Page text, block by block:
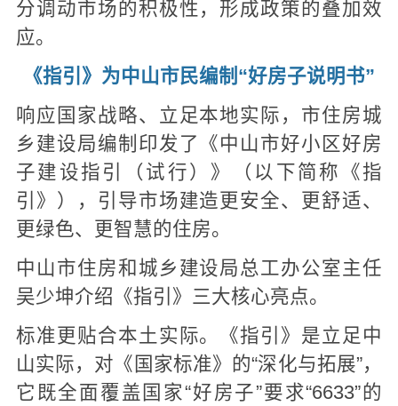
分调动市场的积极性，形成政策的叠加效
应。
《指引》为中山市民编制“好房子说明书”
响应国家战略、立足本地实际，市住房城
乡建设局编制印发了《中山市好小区好房
子建设指引（试行）》（以下简称《指
引》），引导市场建造更安全、更舒适、
更绿色、更智慧的住房。
中山市住房和城乡建设局总工办公室主任
吴少坤介绍《指引》三大核心亮点。
标准更贴合本土实际。《指引》是立足中
山实际，对《国家标准》的“深化与拓展”，
它既全面覆盖国家“好房子”要求“6633”的